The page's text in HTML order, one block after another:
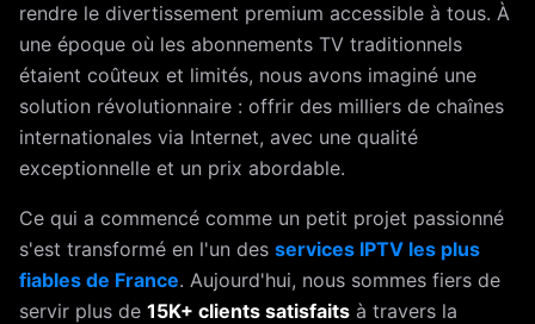
rendre le divertissement premium accessible à tous. À
une époque où les abonnements TV traditionnels
étaient coûteux et limités, nous avons imaginé une
solution révolutionnaire : offrir des milliers de chaînes
internationales via Internet, avec une qualité
exceptionnelle et un prix abordable.
Ce qui a commencé comme un petit projet passionné
s'est transformé en l'un des services IPTV les plus
fiables de France. Aujourd'hui, nous sommes fiers de
servir plus de 15K+ clients satisfaits à travers la